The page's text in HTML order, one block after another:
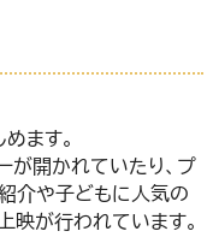
ます。
が開かれていたり、プ
介や子どもに人気の
映が行われています。